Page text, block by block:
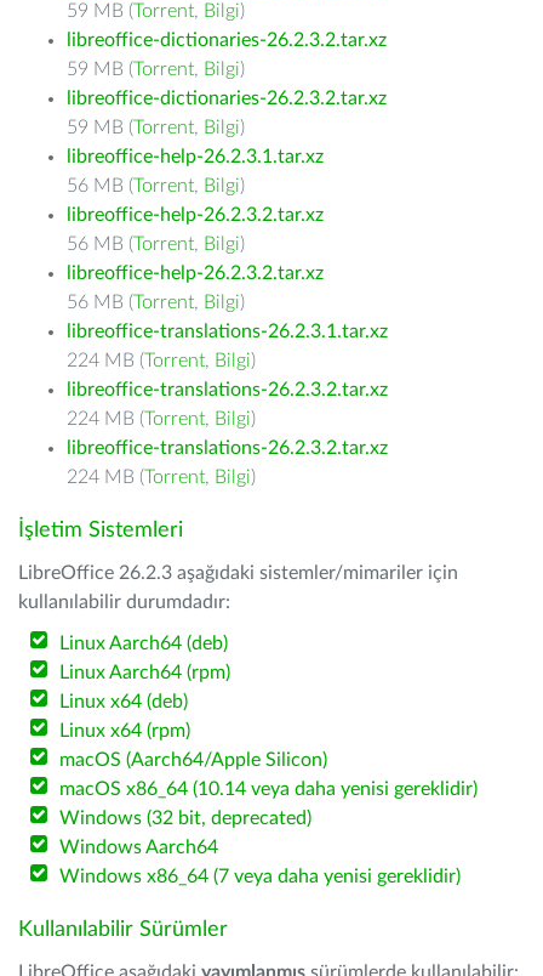
59 MB (Torrent, Bilgi)
libreoffice-dictionaries-26.2.3.2.tar.xz
59 MB (Torrent, Bilgi)
libreoffice-dictionaries-26.2.3.2.tar.xz
59 MB (Torrent, Bilgi)
libreoffice-help-26.2.3.1.tar.xz
56 MB (Torrent, Bilgi)
libreoffice-help-26.2.3.2.tar.xz
56 MB (Torrent, Bilgi)
libreoffice-help-26.2.3.2.tar.xz
56 MB (Torrent, Bilgi)
libreoffice-translations-26.2.3.1.tar.xz
224 MB (Torrent, Bilgi)
libreoffice-translations-26.2.3.2.tar.xz
224 MB (Torrent, Bilgi)
libreoffice-translations-26.2.3.2.tar.xz
224 MB (Torrent, Bilgi)
İşletim Sistemleri
LibreOffice 26.2.3 aşağıdaki sistemler/mimariler için
kullanılabilir durumdadır:
Linux Aarch64 (deb)
Linux Aarch64 (rpm)
Linux x64 (deb)
Linux x64 (rpm)
macOS (Aarch64/Apple Silicon)
macOS x86_64 (10.14 veya daha yenisi gereklidir)
Windows (32 bit, deprecated)
Windows Aarch64
Windows x86_64 (7 veya daha yenisi gereklidir)
Kullanılabilir Sürümler